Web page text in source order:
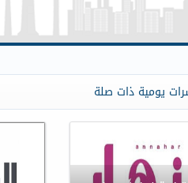
يومية ذات صلة